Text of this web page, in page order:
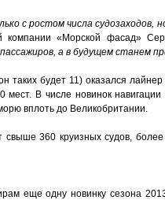
с ростом числа
компании «Морской фасад»
а в будущем станем
таких будет 11) оказался
В числе новинок
вплоть до Великобритании.
свыше 360 круизных судов,
еще одну новинку сезона